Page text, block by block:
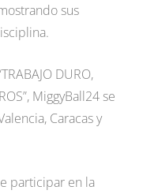
sus
DURO,
MiggyBall24 se
Caracas y
participar en la